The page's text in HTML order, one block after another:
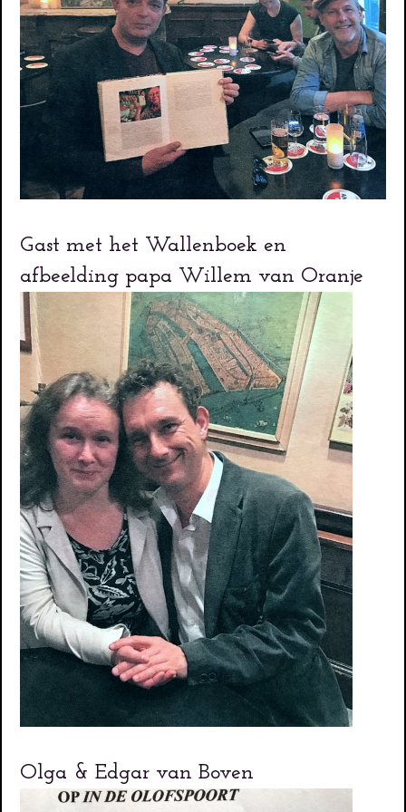
Gast met het Wallenboek en
afbeelding papa Willem van Oranje
Olga & Edgar van Boven